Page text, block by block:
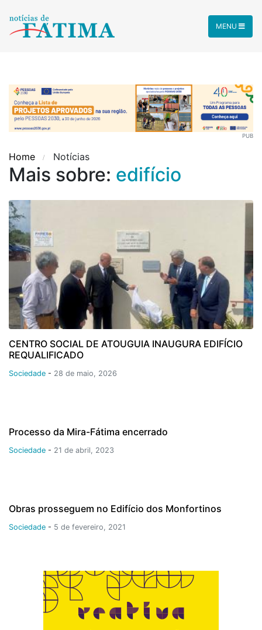
MENU
PUB
Home Notícias
Mais sobre: edifício
CENTRO SOCIAL DE ATOUGUIA INAUGURA EDIFÍCIO
REQUALIFICADO
Sociedade - 28 de maio, 2026
Processo da Mira-Fátima encerrado
Sociedade - 21 de abril, 2023
Obras prosseguem no Edifício dos Monfortinos
Sociedade - 5 de fevereiro, 2021